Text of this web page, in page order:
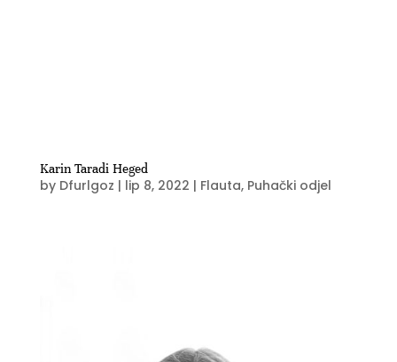
Karin Taradi Heged
by Dfurlgoz | lip 8, 2022 | Flauta, Puhački odjel